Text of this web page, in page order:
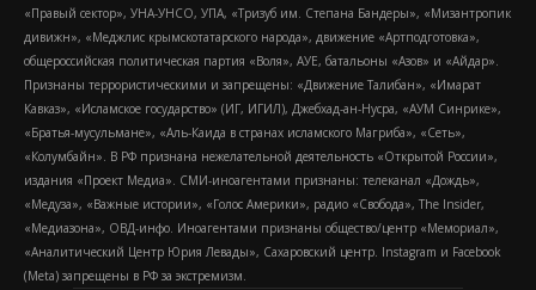
«Правый сектор», УНА-УНСО, УПА, «Тризуб им. Степана Бандеры», «Мизантропик
дивижн», «Меджлис крымскотатарского народа», движение «Артподготовка»,
общероссийская политическая партия «Воля», АУЕ, батальоны «Азов» и «Айдар».
Признаны террористическими и запрещены: «Движение Талибан», «Имарат
Кавказ», «Исламское государство» (ИГ, ИГИЛ), Джебхад-ан-Нусра, «АУМ Синрике»,
«Братья-мусульмане», «Аль-Каида в странах исламского Магриба», «Сеть»,
«Колумбайн». В РФ признана нежелательной деятельность «Открытой России»,
издания «Проект Медиа». СМИ-иноагентами признаны: телеканал «Дождь»,
«Медуза», «Важные истории», «Голос Америки», радио «Свобода», The Insider,
«Медиазона», ОВД-инфо. Иноагентами признаны общество/центр «Мемориал»,
«Аналитический Центр Юрия Левады», Сахаровский центр. Instagram и Facebook
(Metа) запрещены в РФ за экстремизм.